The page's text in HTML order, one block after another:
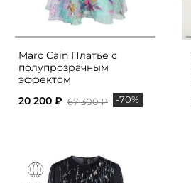
Marc Cain Платье с
полупрозрачным
эффектом
20 200 ₽ 67 300 ₽ -70%